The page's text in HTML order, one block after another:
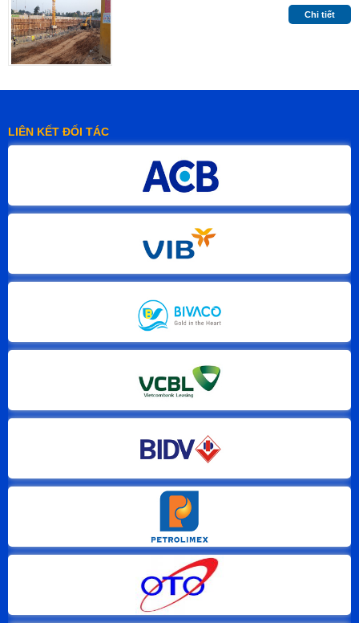
Chi tiết
LIÊN KẾT ĐỐI TÁC